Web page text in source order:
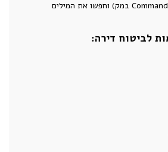
לחצו על Ctrl+F (או Command+F במק) וחפשו את המילים
לביטוח דירה: